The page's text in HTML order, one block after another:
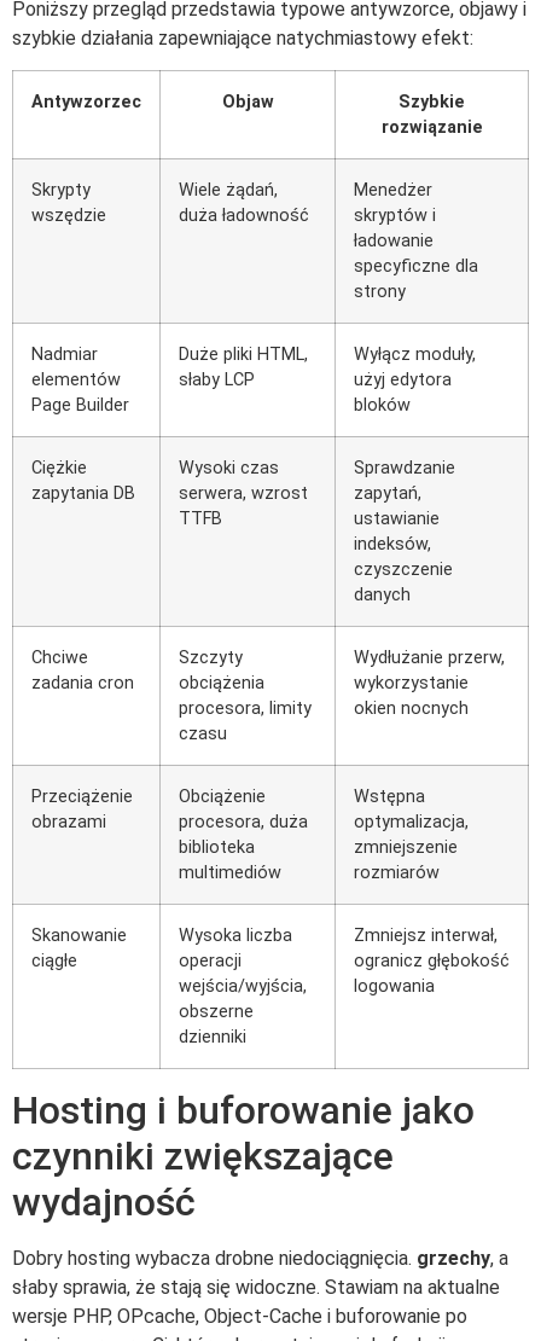
Poniższy przegląd przedstawia typowe antywzorce, objawy i
szybkie działania zapewniające natychmiastowy efekt:
Antywzorzec Objaw
Szybkie
rozwiązanie
Skrypty
wszędzie
Wiele żądań,
duża ładowność
Menedżer
skryptów i
ładowanie
specyficzne dla
strony
Nadmiar
elementów
Page Builder
Duże pliki HTML,
słaby LCP
Wyłącz moduły,
użyj edytora
bloków
Ciężkie
zapytania DB
Wysoki czas
serwera, wzrost
TTFB
Sprawdzanie
zapytań,
ustawianie
indeksów,
czyszczenie
danych
Chciwe
zadania cron
Szczyty
obciążenia
procesora, limity
czasu
Wydłużanie przerw,
wykorzystanie
okien nocnych
Przeciążenie
obrazami
Obciążenie
procesora, duża
biblioteka
multimediów
Wstępna
optymalizacja,
zmniejszenie
rozmiarów
Skanowanie
ciągłe
Wysoka liczba
operacji
wejścia/wyjścia,
obszerne
dzienniki
Zmniejsz interwał,
ogranicz głębokość
logowania
Hosting i buforowanie jako
czynniki zwiększające
wydajność
Dobry hosting wybacza drobne niedociągnięcia. grzechy, a
słaby sprawia, że stają się widoczne. Stawiam na aktualne
wersje PHP, OPcache, Object-Cache i buforowanie po